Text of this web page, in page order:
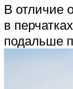
В отличие
в
подальше